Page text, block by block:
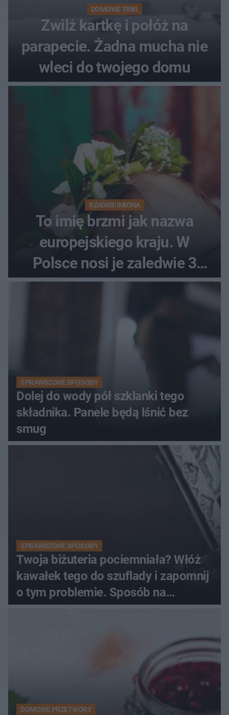
DOMOWE TRIKI
Zwilż kartkę i połóż na
parapecie. Żadna mucha nie
wleci do twojego domu
RZADKIE IMIONA
To imię brzmi jak nazwa
europejskiego kraju. W
Polsce nosi je zaledwie 3
kobiety
SPRAWDZONE SPOSOBY
Dolej do wody pół szklanki tego
składnika. Panele będą lśnić bez
smug
SPRAWDZONE SPOSOBY
Twoja biżuteria pociemniała? Włóż
kawałek tego do szuflady i zapomnij
o tym problemie. Sposób na
pociemniałą biżuterię
DOMOWE PRZETWORY